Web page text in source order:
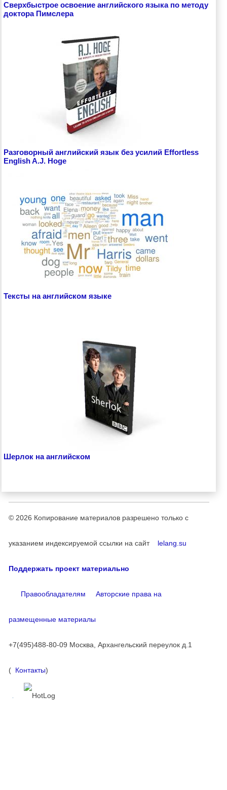
Сверхбыстрое освоение английского языка по методу
доктора Пимслера
Разговорный английский язык без усилий Effortless
English A.J. Hoge
Тексты на английском языке
Шерлок на английском
© 2026 Копирование материалов разрешено только с
указанием индексируемой ссылки на сайт lelang.su
Поддержать проект материально
Правообладателям Авторские права на
размещенные материалы
+7(495)488-80-09 Москва, Архангельский переулок д.1
( Контакты)